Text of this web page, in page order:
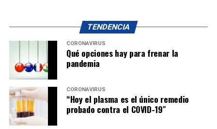
TENDENCIA
CORONAVIRUS
Qué opciones hay para frenar la
pandemia
CORONAVIRUS
“Hoy el plasma es el único remedio
probado contra el COVID-19″